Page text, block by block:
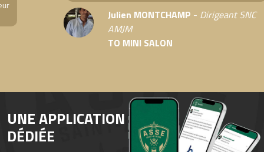
Julien MONTCHAMP-Dirigeant SNC
AMJM
TO MINI SALON
UNE APPLICATION
DÉDIÉE